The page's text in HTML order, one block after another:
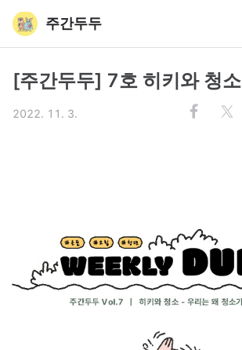
주간두두
[주간두두] 7호 히키와 청소
2022. 11. 3.